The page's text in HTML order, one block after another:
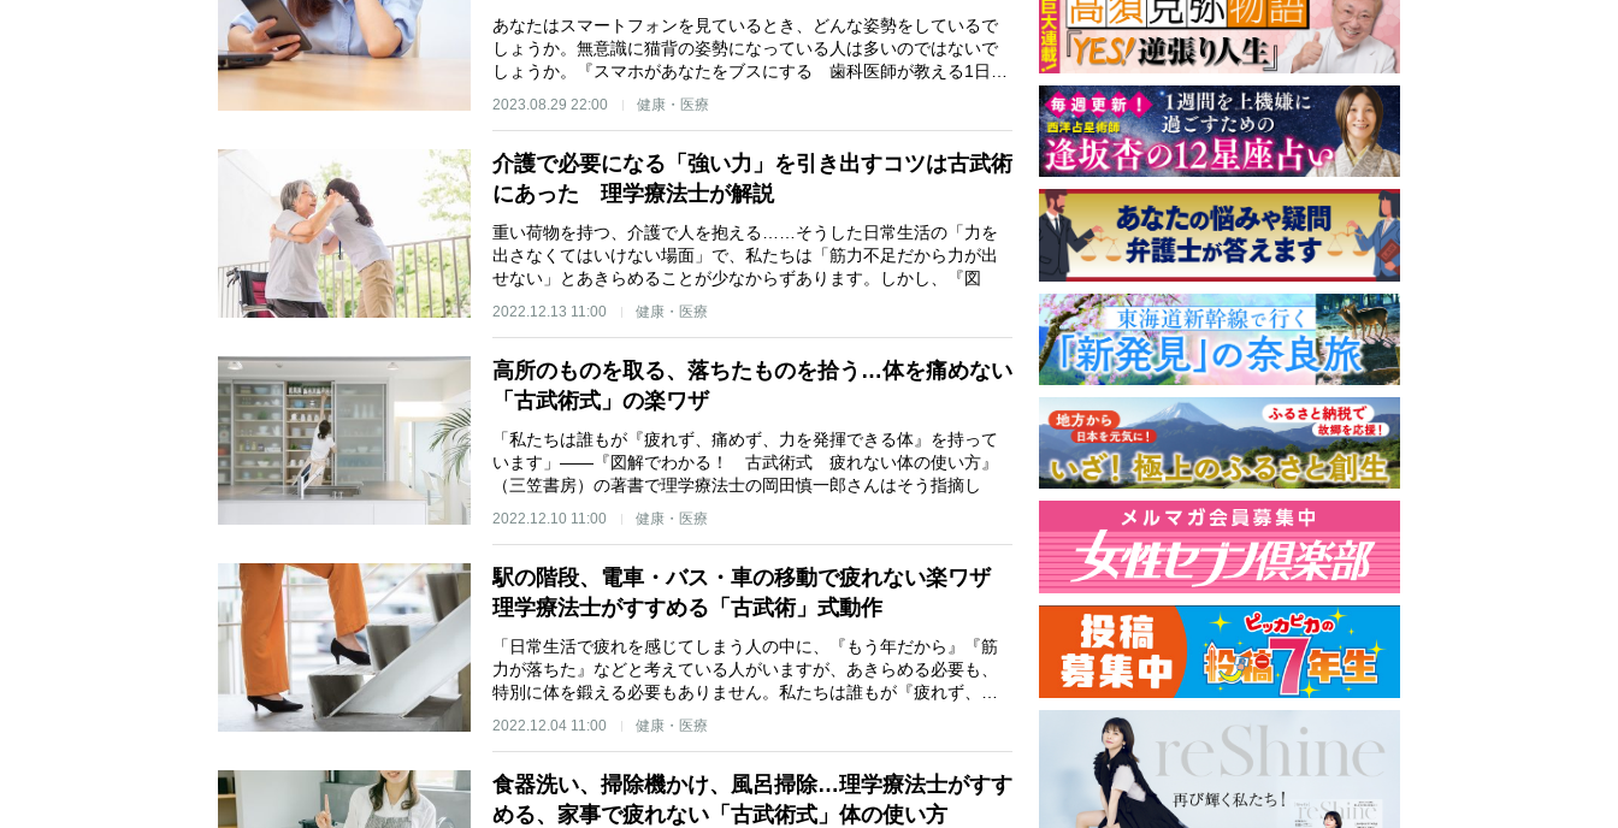
あなたはスマートフォンを見ているとき、どんな姿勢をしているで
しょうか。無意識に猫背の姿勢になっている人は多いのではないで
しょうか。『スマホがあなたをブスにする 歯科医師が教える1日…
2023.08.29 22:00 健康・医療
介護で必要になる「強い力」を引き出すコツは古武術
にあった 理学療法士が解説
重い荷物を持つ、介護で人を抱える……そうした日常生活の「力を
出さなくてはいけない場面」で、私たちは「筋力不足だから力が出
せない」とあきらめることが少なからずあります。しかし、『図
2022.12.13 11:00 健康・医療
高所のものを取る、落ちたものを拾う…体を痛めない
「古武術式」の楽ワザ
「私たちは誰もが『疲れず、痛めず、力を発揮できる体』を持って
います」——『図解でわかる！ 古武術式 疲れない体の使い方』
（三笠書房）の著書で理学療法士の岡田慎一郎さんはそう指摘し
2022.12.10 11:00 健康・医療
駅の階段、電車・バス・車の移動で疲れない楽ワザ
理学療法士がすすめる「古武術」式動作
「日常生活で疲れを感じてしまう人の中に、『もう年だから』『筋
力が落ちた』などと考えている人がいますが、あきらめる必要も、
特別に体を鍛える必要もありません。私たちは誰もが『疲れず、…
2022.12.04 11:00 健康・医療
食器洗い、掃除機かけ、風呂掃除…理学療法士がすす
める、家事で疲れない「古武術式」体の使い方